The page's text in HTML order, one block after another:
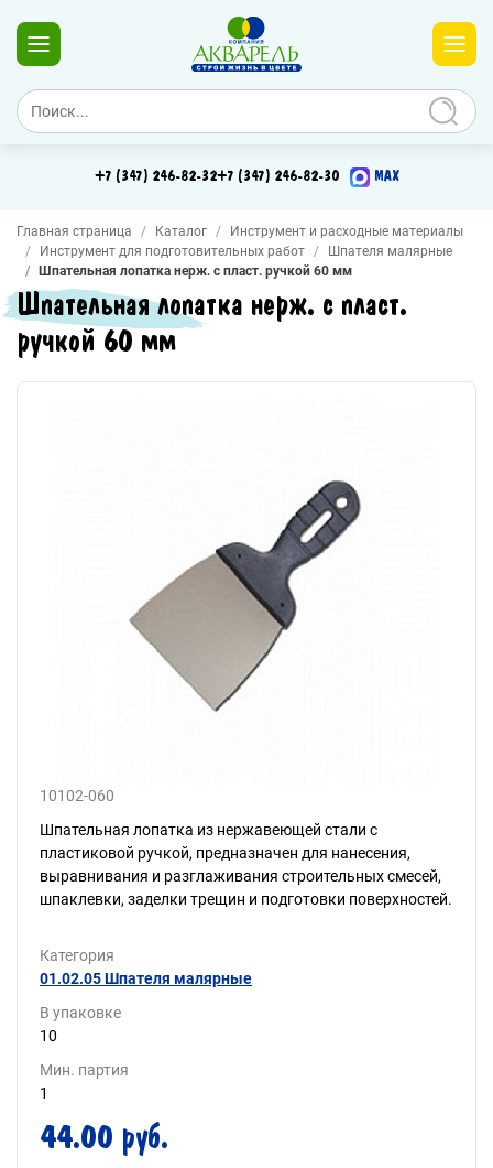
+7 (347) 246-82-32+7 (347) 246-82-30 MAX
Главная страница Каталог
Инструмент и расходные материалы
Инструмент для подготовительных работ
Шпателя малярные
Шпательная лопатка нерж. с пласт. ручкой 60 мм
Шпательная лопатка нерж. с пласт.
ручкой 60 мм
10102-060
Шпательная лопатка из нержавеющей стали с
пластиковой ручкой, предназначен для нанесения,
выравнивания и разглаживания строительных смесей,
шпаклевки, заделки трещин и подготовки поверхностей.
Категория
01.02.05 Шпателя малярные
В упаковке
10
Мин. партия
1
44.00 руб.